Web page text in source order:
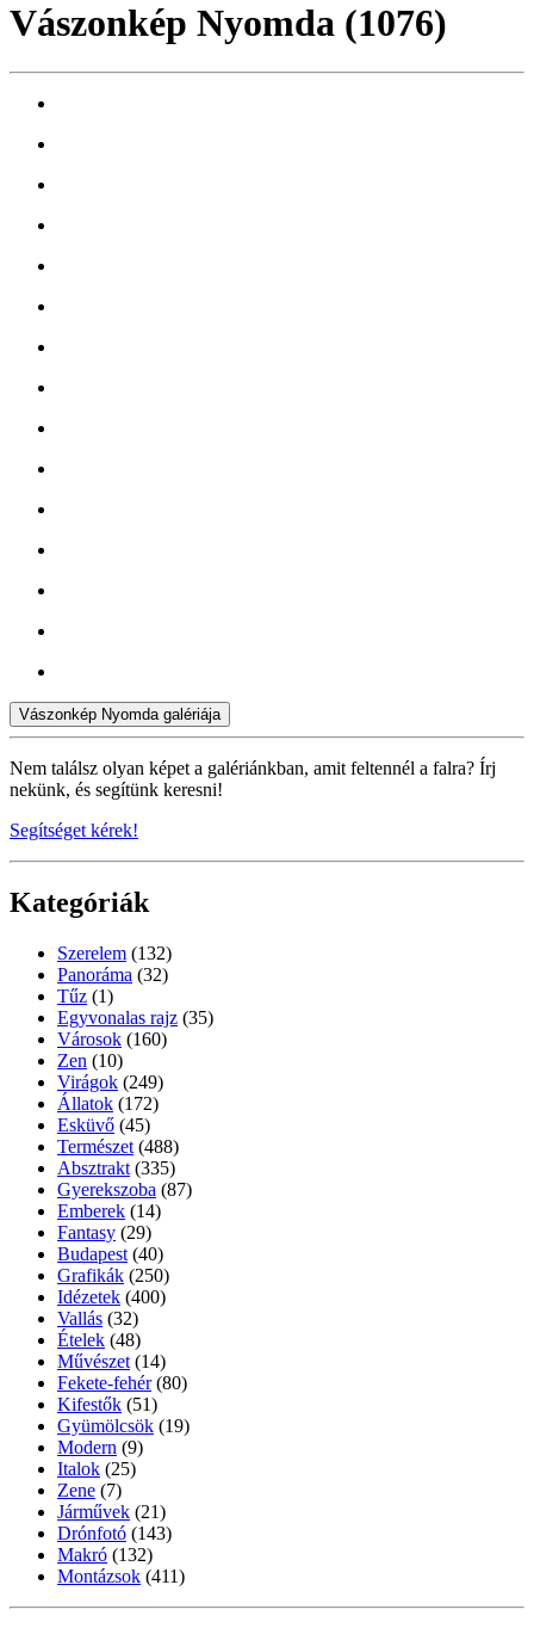
Vászonkép Nyomda (1076)
Vászonkép Nyomda galériája
Nem találsz olyan képet a galériánkban, amit feltennél a falra? Írj
nekünk, és segítünk keresni!
Segítséget kérek!
Kategóriák
Szerelem (132)
Panoráma (32)
Tűz (1)
Egyvonalas rajz (35)
Városok (160)
Zen (10)
Virágok (249)
Állatok (172)
Esküvő (45)
Természet (488)
Absztrakt (335)
Gyerekszoba (87)
Emberek (14)
Fantasy (29)
Budapest (40)
Grafikák (250)
Idézetek (400)
Vallás (32)
Ételek (48)
Művészet (14)
Fekete-fehér (80)
Kifestők (51)
Gyümölcsök (19)
Modern (9)
Italok (25)
Zene (7)
Járművek (21)
Drónfotó (143)
Makró (132)
Montázsok (411)